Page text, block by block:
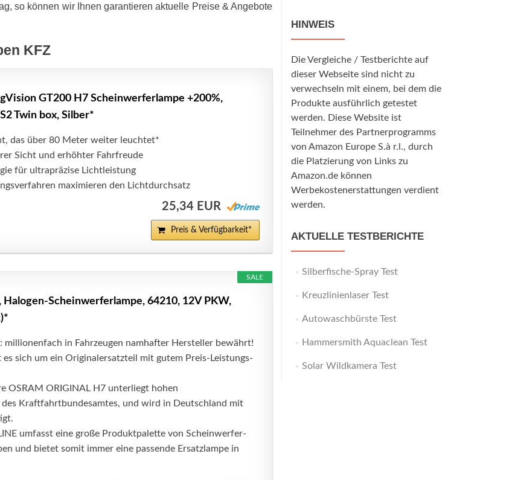
so können wir Ihnen garantieren aktuelle Preise & Angebote
KFZ
GT200 H7 Scheinwerferlampe +200%,
Twin box, Silber*
das über 80 Meter weiter leuchtet*
Sicht und erhöhter Fahrfreude
für ultrapräzise Lichtleistung
maximieren den Lichtdurchsatz
25,34 EUR
Preis & Verfügbarkeit*
SALE
Halogen-Scheinwerferlampe, 64210, 12V PKW,
millionenfach in Fahrzeugen namhafter Hersteller bewährt!
es sich um ein Originalersatzteil mit gutem Preis-Leistungs-
OSRAM ORIGINAL H7 unterliegt hohen
Kraftfahrtbundesamtes, und wird in Deutschland mit
umfasst eine große Produktpalette von Scheinwerfer-
und bietet somit immer eine passende Ersatzlampe in
HINWEIS
Die Vergleiche / Testberichte auf
dieser Webseite sind nicht zu
verwechseln mit einem, bei dem die
Produkte ausführlich getestet
werden. Diese Website ist
Teilnehmer des Partnerprogramms
von Amazon Europe S.à r.l., durch
die Platzierung von Links zu
Amazon.de können
Werbekostenerstattungen verdient
werden.
AKTUELLE TESTBERICHTE
Silberfische-Spray Test
Kreuzlinienlaser Test
Autowaschbürste Test
Hammersmith Aquaclean Test
Solar Wildkamera Test